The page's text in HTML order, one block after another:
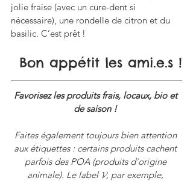
jolie fraise (avec un cure-dent si
nécessaire), une rondelle de citron et du
basilic. C’est prêt !
Bon appétit les ami.e.s !
Favorisez les produits frais, locaux, bio et
de saison !
Faites également toujours bien attention
aux étiquettes : certains produits cachent
parfois des POA (produits d’origine
animale). Le label 𝓥, par exemple,